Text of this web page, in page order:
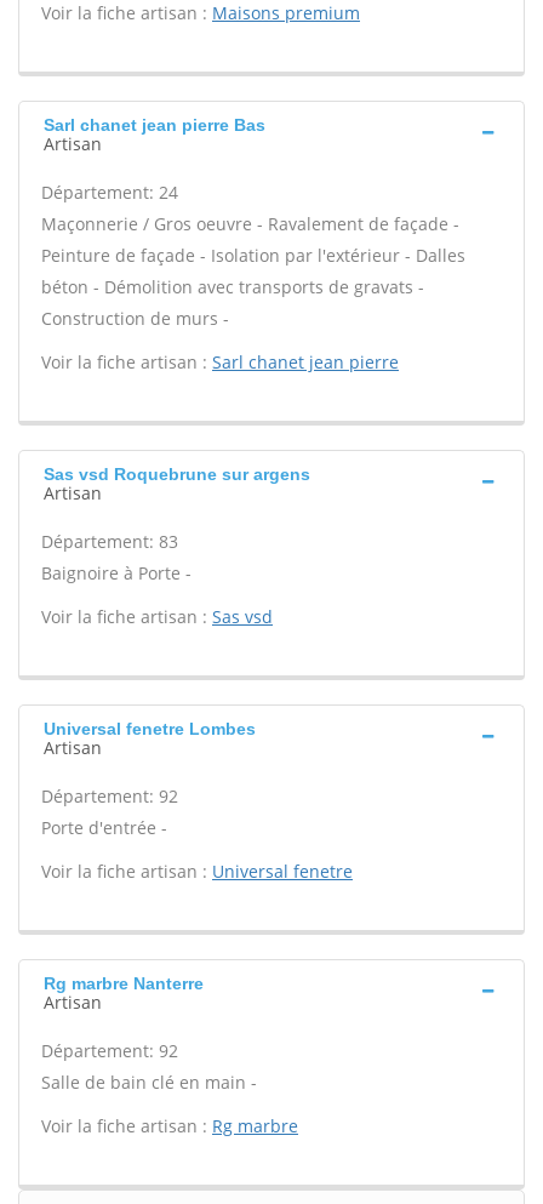
Voir la fiche artisan : Maisons premium
Sarl chanet jean pierre Bas
Artisan
Département: 24
Maçonnerie / Gros oeuvre - Ravalement de façade -
Peinture de façade - Isolation par l'extérieur - Dalles
béton - Démolition avec transports de gravats -
Construction de murs -
Voir la fiche artisan : Sarl chanet jean pierre
Sas vsd Roquebrune sur argens
Artisan
Département: 83
Baignoire à Porte -
Voir la fiche artisan : Sas vsd
Universal fenetre Lombes
Artisan
Département: 92
Porte d'entrée -
Voir la fiche artisan : Universal fenetre
Rg marbre Nanterre
Artisan
Département: 92
Salle de bain clé en main -
Voir la fiche artisan : Rg marbre